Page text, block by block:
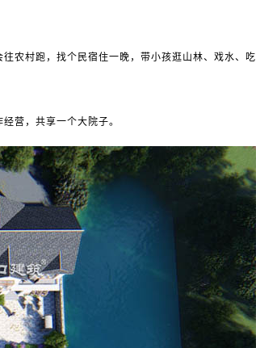
农村跑，找个民宿住一晚，带小孩逛山林、戏水、吃
营，共享一个大院子。